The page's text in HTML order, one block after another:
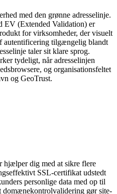
med den grønne adresselinje.
EV (Extended Validation) er
for virksomheder, der visuelt
autentificering tilgængelig blandt
taler sit klare sprog.
tydeligt, når adresselinjen
og organisationsfeltet
og GeoTrust.
dig med at sikre flere
SSL-certifikat udstedt
personlige data med op til
gør site-